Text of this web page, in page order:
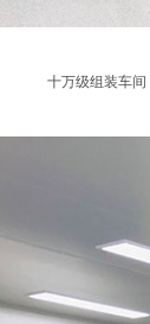
十万级组装车间